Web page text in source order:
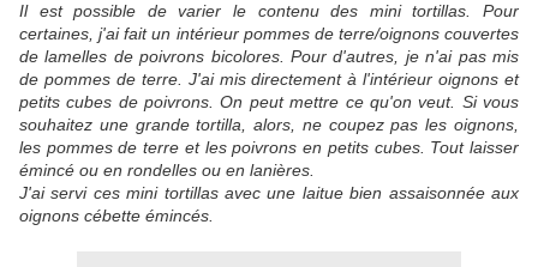
Il est possible de varier le contenu des mini tortillas. Pour
certaines, j'ai fait un intérieur pommes de terre/oignons couvertes
de lamelles de poivrons bicolores. Pour d'autres, je n'ai pas mis
de pommes de terre. J'ai mis directement à l'intérieur oignons et
petits cubes de poivrons. On peut mettre ce qu'on veut. Si vous
souhaitez une grande tortilla, alors, ne coupez pas les oignons,
les pommes de terre et les poivrons en petits cubes. Tout laisser
émincé ou en rondelles ou en lanières.
J'ai servi ces mini tortillas avec une laitue bien assaisonnée aux
oignons cébette émincés.